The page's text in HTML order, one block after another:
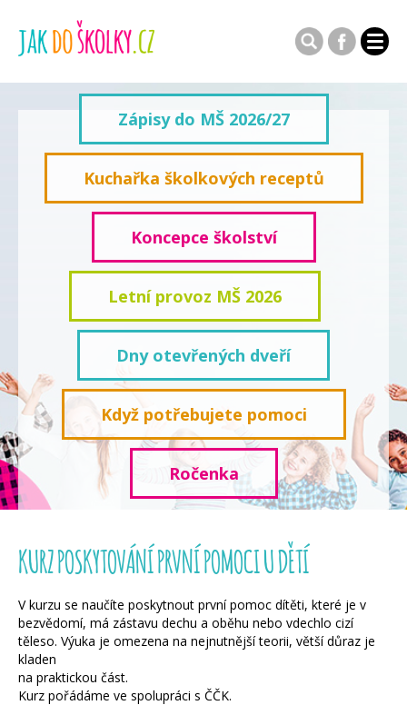
Zápisy do MŠ 2026/27
Kuchařka školkových receptů
Koncepce školství
Letní provoz MŠ 2026
Dny otevřených dveří
Když potřebujete pomoci
Ročenka
KURZ POSKYTOVÁNÍ PRVNÍ POMOCI U DĚTÍ
V kurzu se naučíte poskytnout první pomoc dítěti, které je v
bezvědomí, má zástavu dechu a oběhu nebo vdechlo cizí
těleso. Výuka je omezena na nejnutnější teorii, větší důraz je
kladen
na praktickou část.
Kurz pořádáme ve spolupráci s ČČK.